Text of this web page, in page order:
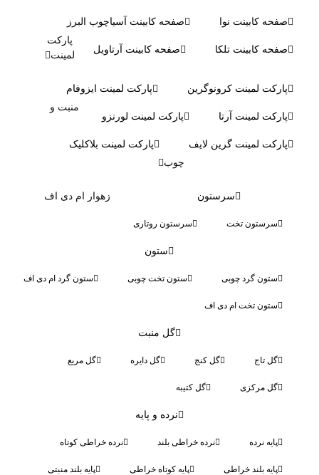
صفحه کابینت نوا صفحه کابینت آسیاچوب البرز
صفحه کابینت تلکا صفحه کابینت آرتاویل
پارکت
لمینت
پارکت لمینت کرونوگرین پارکت لمینت ایزوفام
پارکت لمینت آرتا پارکت لمینت لورنزو
پارکت لمینت گرین لایف پارکت لمینت بلاکلیک
منبت و
چوب
سرستون
سرستون تخت سرستون روتاری
ستون
ستون گرد چوبی ستون تخت چوبی ستون گرد ام دی اف
ستون تخت ام دی اف
گل منبت
گل تاج گل کنج گل دایره گل مربع
گل مرکزی گل کتیبه
نرده و پایه
پایه نرده نرده خراطی بلند نرده خراطی کوتاه
پایه بلند خراطی پایه کوتاه خراطی پایه بلند منبتی
زهوار ام دی اف